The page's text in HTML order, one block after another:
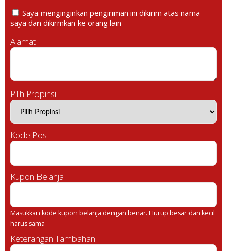
Saya menginginkan pengiriman ini dikirim atas nama
saya dan dikirmkan ke orang lain
Alamat
Pilih Propinsi
Kode Pos
Kupon Belanja
Masukkan kode kupon belanja dengan benar. Hurup besar dan kecil
harus sama
Keterangan Tambahan